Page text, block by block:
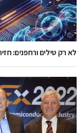
לא רק טילים ורחפנים: